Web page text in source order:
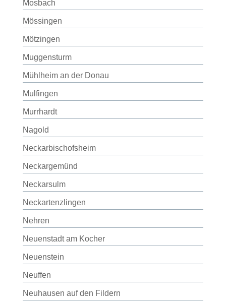
Mosbach
Mössingen
Mötzingen
Muggensturm
Mühlheim an der Donau
Mulfingen
Murrhardt
Nagold
Neckarbischofsheim
Neckargemünd
Neckarsulm
Neckartenzlingen
Nehren
Neuenstadt am Kocher
Neuenstein
Neuffen
Neuhausen auf den Fildern